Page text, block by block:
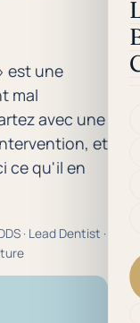
est une
mal
avec une
et
ce qu'il en
· Lead Dentist ·